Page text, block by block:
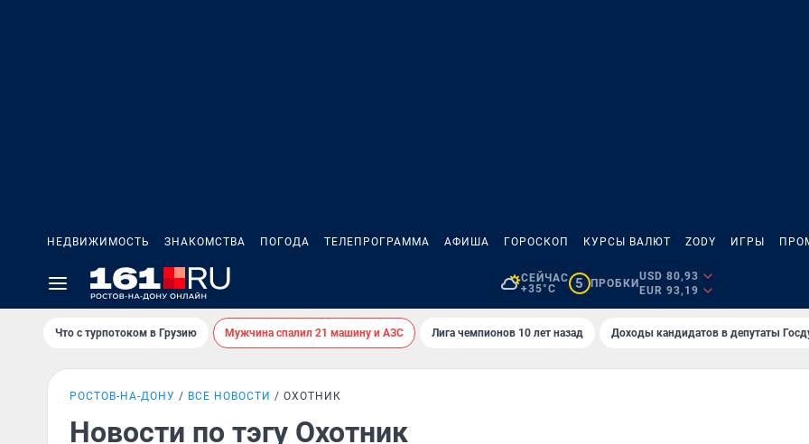
НЕДВИЖИМОСТЬ ЗНАКОМСТВА ПОГОДА ТЕЛЕПРОГРАММА АФИША ГОРОСКОП КУРСЫ ВАЛЮТ ZODY ИГРЫ
СЕЙЧАС
+35°C
5 ПРОБКИ
USD 80,93
EUR 93,19
Что с турпотоком в Грузию Мужчина спалил 21 машину и АЗС Лига чемпионов 10 лет назад Доходы кандидатов в депутаты
РОСТОВ-НА-ДОНУ ВСЕ НОВОСТИ ОХОТНИК
Новости по тэгу Охотник